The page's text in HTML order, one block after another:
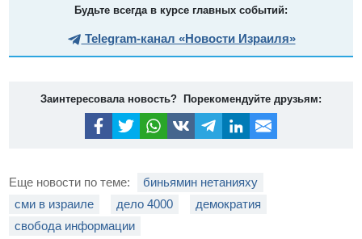
Будьте всегда в курсе главных событий:
Telegram-канал «Новости Израиля»
Заинтересовала новость? Порекомендуйте друзьям:
Еще новости по теме:
биньямин нетанияху
сми в израиле
дело 4000
демократия
свобода информации